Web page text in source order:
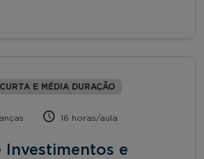
CURTA E MÉDIA DURAÇÃO
16 horas/aula
Investimentos e